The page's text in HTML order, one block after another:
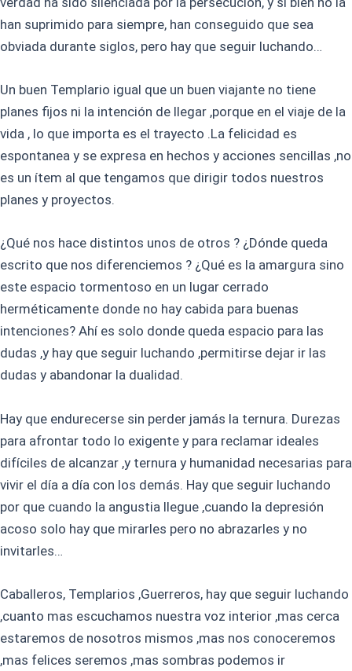
han suprimido para siempre, han conseguido que sea
obviada durante siglos, pero hay que seguir luchando…
Un buen Templario igual que un buen viajante no tiene
planes fijos ni la intención de llegar ,porque en el viaje de la
vida , lo que importa es el trayecto .La felicidad es
espontanea y se expresa en hechos y acciones sencillas ,no
es un ítem al que tengamos que dirigir todos nuestros
planes y proyectos.
¿Qué nos hace distintos unos de otros ? ¿Dónde queda
escrito que nos diferenciemos ? ¿Qué es la amargura sino
este espacio tormentoso en un lugar cerrado
herméticamente donde no hay cabida para buenas
intenciones? Ahí es solo donde queda espacio para las
dudas ,y hay que seguir luchando ,permitirse dejar ir las
dudas y abandonar la dualidad.
Hay que endurecerse sin perder jamás la ternura. Durezas
para afrontar todo lo exigente y para reclamar ideales
difíciles de alcanzar ,y ternura y humanidad necesarias para
vivir el día a día con los demás. Hay que seguir luchando
por que cuando la angustia llegue ,cuando la depresión
acoso solo hay que mirarles pero no abrazarles y no
invitarles…
Caballeros, Templarios ,Guerreros, hay que seguir luchando
,cuanto mas escuchamos nuestra voz interior ,mas cerca
estaremos de nosotros mismos ,mas nos conoceremos
,mas felices seremos ,mas sombras podemos ir